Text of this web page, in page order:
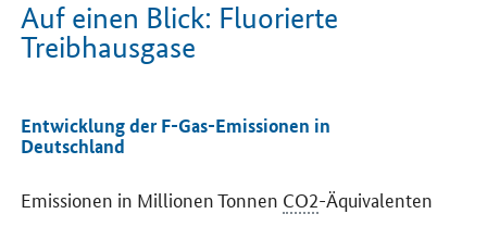
Auf einen Blick: Fluorierte
Treibhausgase
Entwicklung der F-Gas-Emissionen in
Deutschland
Emissionen in Millionen Tonnen CO2-Äquivalenten